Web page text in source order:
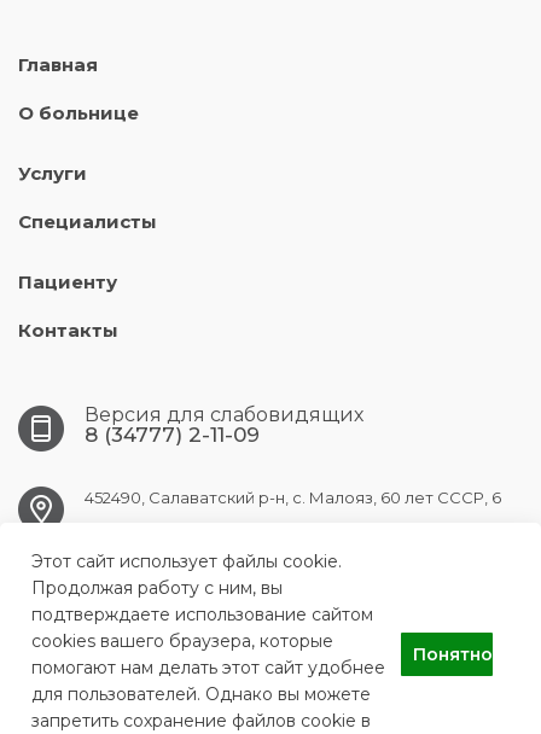
Главная
О больнице
Услуги
Специалисты
Пациенту
Контакты
Версия для слабовидящих
8 (34777) 2-11-09
452490, Салаватский р-н, с. Малояз, 60 лет СССР, 6
maloyaz.crb@doctorrb.ru
ГБУЗ РБ Малоязовская центральная районная больница
Этот сайт использует файлы cookie.
Продолжая работу с ним, вы
подтверждаете использование сайтом
cookies вашего браузера, которые
помогают нам делать этот сайт удобнее
для пользователей. Однако вы можете
запретить сохранение файлов cookie в
Понятно